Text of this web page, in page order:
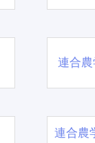
連合
連合農